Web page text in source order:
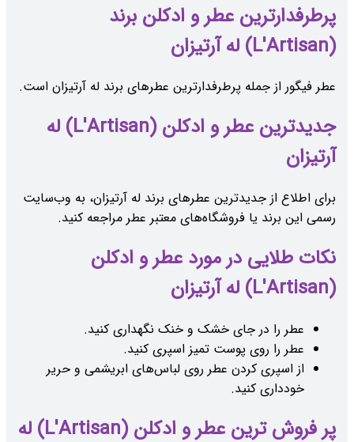
پرطرفدارترین عطر و ادکلن برند
(L'Artisan) له آرتیزان
عطر فیگور از جمله پرطرفدارترین عطرهای برند له آرتیزان است.
جدیدترین عطر و ادکلن (L'Artisan) له
آرتیزان
برای اطلاع از جدیدترین عطرهای برند له آرتیزان، به وب‌سایت
رسمی این برند یا فروشگاه‌های معتبر عطر مراجعه کنید.
نکات طلایی در مورد عطر و ادکلن
(L'Artisan) له آرتیزان
عطر را در جای خشک و خنک نگهداری کنید.
عطر را روی پوست تمیز اسپری کنید.
از اسپری کردن عطر روی لباس‌های ابریشمی و حریر
خودداری کنید.
پر فروش ترین عطر و ادکلن (L'Artisan) له